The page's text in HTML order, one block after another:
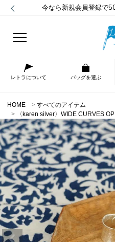
今なら新規会員登録で
レトラについて バッグを選ぶ
HOME
すべてのアイテム
〈karen silver〉WIDE CURVES